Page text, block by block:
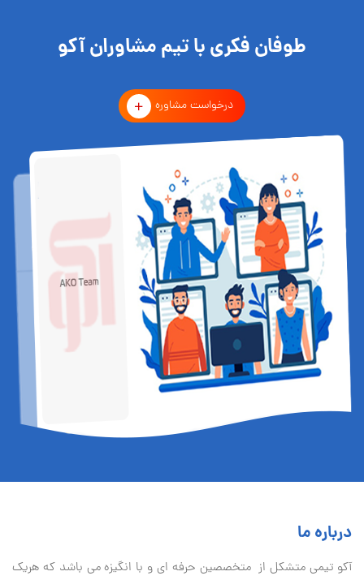
طوفان فکری با تیم مشاوران آکو
درخواست مشاوره
درباره ما
آكو تيمی متشکل از متخصصین حرفه ای و با انگیزه می باشد که هریک